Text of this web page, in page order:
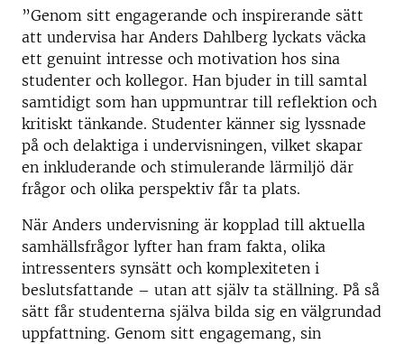
”Genom sitt engagerande och inspirerande sätt
att undervisa har Anders Dahlberg lyckats väcka
ett genuint intresse och motivation hos sina
studenter och kollegor. Han bjuder in till samtal
samtidigt som han uppmuntrar till reflektion och
kritiskt tänkande. Studenter känner sig lyssnade
på och delaktiga i undervisningen, vilket skapar
en inkluderande och stimulerande lärmiljö där
frågor och olika perspektiv får ta plats.
När Anders undervisning är kopplad till aktuella
samhällsfrågor lyfter han fram fakta, olika
intressenters synsätt och komplexiteten i
beslutsfattande – utan att själv ta ställning. På så
sätt får studenterna själva bilda sig en välgrundad
uppfattning. Genom sitt engagemang, sin